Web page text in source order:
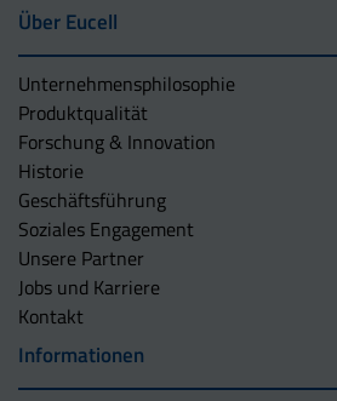
Über Eucell
Unternehmens­philosophie
Produktqualität
Forschung & Innovation
Historie
Geschäftsführung
Soziales Engagement
Unsere Partner
Jobs und Karriere
Kontakt
Informationen